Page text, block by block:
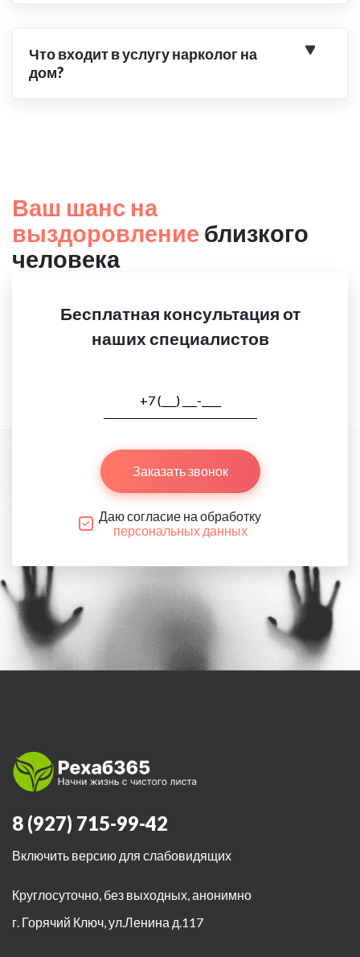
Что входит в услугу нарколог на
дом?
Ваш шанс на
выздоровление близкого
человека
Бесплатная консультация от
наших специалистов
Заказать звонок
Даю согласие на обработку
персональных данных
8 (927) 715-99-42
Включить версию для слабовидящих
Круглосуточно, без выходных, анонимно
г. Горячий Ключ,ул.Ленина д.117